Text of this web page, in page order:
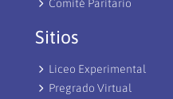
Comité Paritario
Sitios
Liceo Experimental
Pregrado Virtual